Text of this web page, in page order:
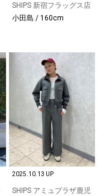
SHIPS 新宿フラッグス店
小田島 / 160cm
2025.10.13 UP
SHIPS アミュプラザ鹿児